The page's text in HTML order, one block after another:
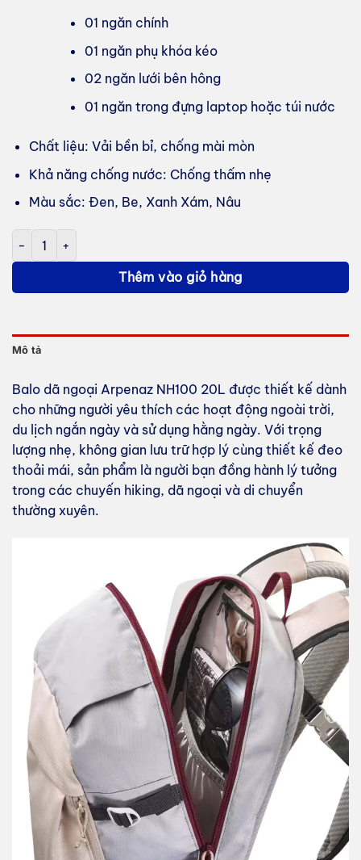
01 ngăn chính
01 ngăn phụ khóa kéo
02 ngăn lưới bên hông
01 ngăn trong đựng laptop hoặc túi nước
Chất liệu: Vải bền bỉ, chống mài mòn
Khả năng chống nước: Chống thấm nhẹ
Màu sắc: Đen, Be, Xanh Xám, Nâu
Balo Arpenaz NH100 20L in logo thương hiệu số lượng
Thêm vào giỏ hàng
Mô tả
Balo dã ngoại Arpenaz NH100 20L được thiết kế dành
cho những người yêu thích các hoạt động ngoài trời,
du lịch ngắn ngày và sử dụng hằng ngày. Với trọng
lượng nhẹ, không gian lưu trữ hợp lý cùng thiết kế đeo
thoải mái, sản phẩm là người bạn đồng hành lý tưởng
trong các chuyến hiking, dã ngoại và di chuyển
thường xuyên.